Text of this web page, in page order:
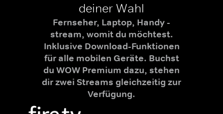
deiner Wahl
Fernseher, Laptop, Handy -
stream, womit du möchtest.
Inklusive Download-Funktionen
für alle mobilen Geräte. Buchst
du WOW Premium dazu, stehen
dir zwei Streams gleichzeitig zur
Verfügung.